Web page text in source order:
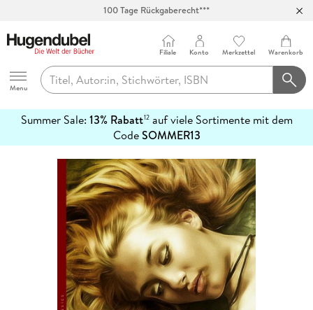
100 Tage Rückgaberecht***
Hugendubel
Menu
Filiale Konto Merkzettel Warenkorb
Summer Sale: 13% Rabatt12auf viele Sortimente mit dem
CodeSOMMER13
erfahren